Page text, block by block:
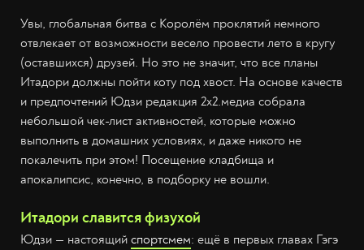
Увы, глобальная битва с Королём проклятий немного
отвлекает от возможности весело провести лето в кругу
(оставшихся) друзей. Но это не значит, что все планы
Итадори должны пойти коту под хвост. На основе качеств
и предпочтений Юдзи редакция 2х2.медиа собрала
небольшой чек-лист активностей, которые можно
выполнить в домашних условиях, и даже никого не
покалечить при этом! Посещение кладбища и
апокалипсис, конечно, в подборку не вошли.
Итадори славится физухой
Юдзи — настоящий спортсмем: ещё в первых главах Гэгэ